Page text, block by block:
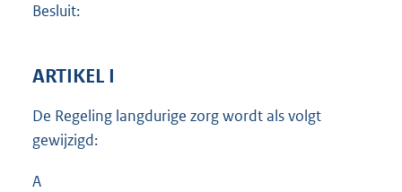
Besluit:
ARTIKEL I
De Regeling langdurige zorg wordt als volgt
gewijzigd:
A